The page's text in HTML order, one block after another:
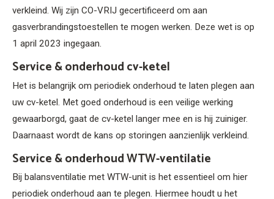
verkleind. Wij zijn CO-VRIJ gecertificeerd om aan
gasverbrandingstoestellen te mogen werken. Deze wet is op
1 april 2023 ingegaan.
Service & onderhoud cv-ketel
Het is belangrijk om periodiek onderhoud te laten plegen aan
uw cv-ketel. Met goed onderhoud is een veilige werking
gewaarborgd, gaat de cv-ketel langer mee en is hij zuiniger.
Daarnaast wordt de kans op storingen aanzienlijk verkleind.
Service & onderhoud WTW-ventilatie
Bij balansventilatie met WTW-unit is het essentieel om hier
periodiek onderhoud aan te plegen. Hiermee houdt u het